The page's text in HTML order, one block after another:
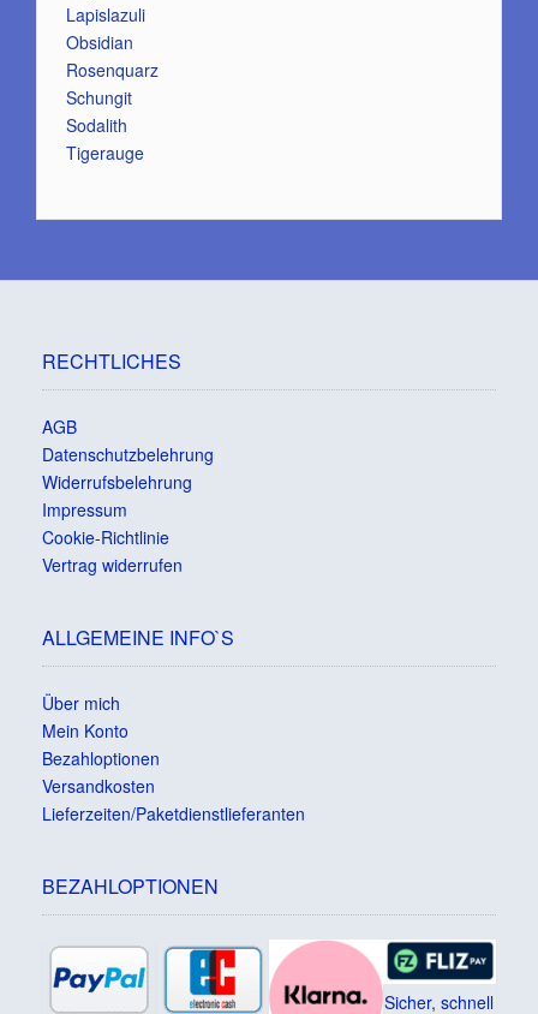
Lapislazuli
Obsidian
Rosenquarz
Schungit
Sodalith
Tigerauge
RECHTLICHES
AGB
Datenschutzbelehrung
Widerrufsbelehrung
Impressum
Cookie-Richtlinie
Vertrag widerrufen
ALLGEMEINE INFO`S
Über mich
Mein Konto
Bezahloptionen
Versandkosten
Lieferzeiten/Paketdienstlieferanten
BEZAHLOPTIONEN
Sicher, schnell